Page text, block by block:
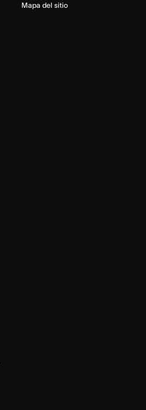
Mapa del sitio